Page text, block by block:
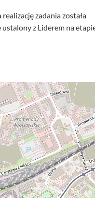
zadania została
z Liderem na